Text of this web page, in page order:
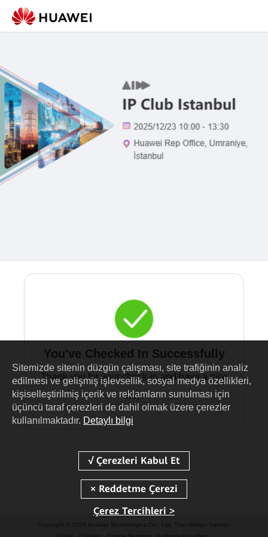
You've Checked In Successfully
Thank you for your check-in and have a nice
day.
Copyright © 2026 Huawei Technologies Co., Ltd. Tüm Hakları Saklıdır.
Sitemizde sitenin düzgün çalışması, site trafiğinin analiz
edilmesi ve gelişmiş işlevsellik, sosyal medya özellikleri,
kişiselleştirilmiş içerik ve reklamların sunulması için
üçüncü taraf çerezleri de dahil olmak üzere çerezler
kullanılmaktadır. Detaylı bilgi
Çerez Tercihleri >